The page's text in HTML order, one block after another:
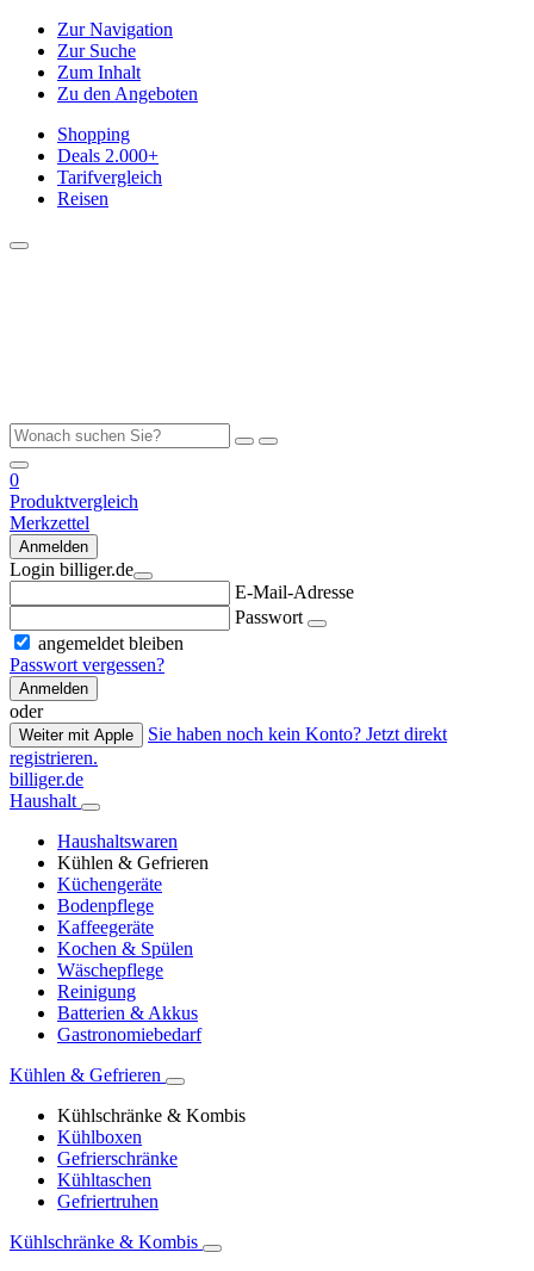
Zur Navigation
Zur Suche
Zum Inhalt
Zu den Angeboten
Shopping
Deals 2.000+
Tarifvergleich
Reisen
0
Produktvergleich
Merkzettel
Anmelden
Login billiger.de
E-Mail-Adresse
Passwort
angemeldet bleiben
Passwort vergessen?
Anmelden
oder
Weiter mit Apple
Sie haben noch kein Konto? Jetzt direkt
registrieren.
billiger.de
Haushalt
Haushaltswaren
Kühlen & Gefrieren
Küchengeräte
Bodenpflege
Kaffeegeräte
Kochen & Spülen
Wäschepflege
Reinigung
Batterien & Akkus
Gastronomiebedarf
Kühlen & Gefrieren
Kühlschränke & Kombis
Kühlboxen
Gefrierschränke
Kühltaschen
Gefriertruhen
Kühlschränke & Kombis